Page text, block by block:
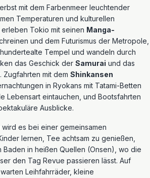
mit dem Farbenmeer leuchtender
Temperaturen und kulturellen
Tokio mit seinen Manga-
und dem Futurismus der Metropole,
Tempel und wandeln durch
das Geschick der Samurai und das
Zugfahrten mit dem Shinkansen
in Ryokans mit Tatami-Betten
Lebensart eintauchen, und Bootsfahrten
Ausblicke.
es bei einer gemeinsamen
lernen, Tee achtsam zu genießen,
in heißen Quellen (Onsen), wo die
den Tag Revue passieren lässt. Auf
Leihfahrräder, kleine